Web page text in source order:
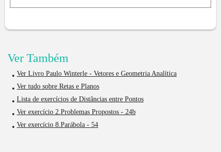
Ver Também
Ver Livro Paulo Winterle - Vetores e Geometria Analítica
Ver tudo sobre Retas e Planos
Lista de exercícios de Distâncias entre Pontos
Ver exercício 2.Problemas Propostos - 24b
Ver exercício 8.Parábola - 54